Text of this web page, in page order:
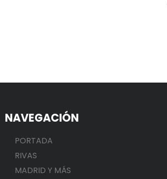
NAVEGACIÓN
PORTADA
RIVAS
MADRID Y MÁS